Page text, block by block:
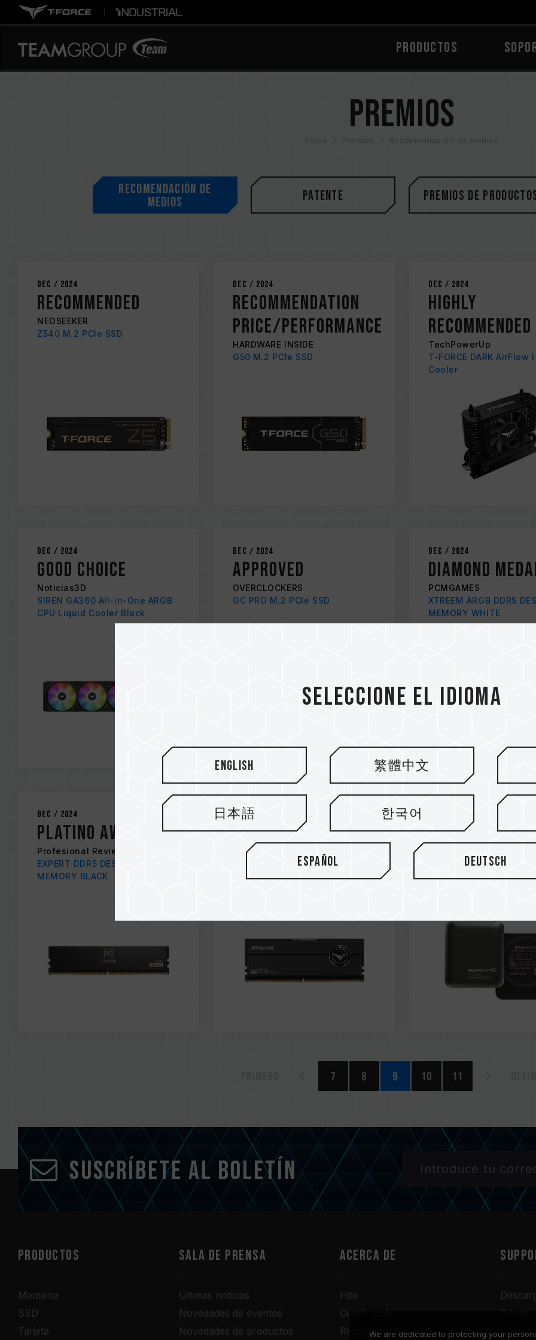
PRODUCTOS
Premios
Inicio Recomendación de medios
Recomendación de
medios
Patente Premios de
Dec / 2024
RECOMMENDED
NEOSEEKER
Z540 M.2 PCIe SSD
Dec / 2024
RECOMMENDATION
PRICE/PERFORMANCE
HARDWARE INSIDE
G50 M.2 PCIe SSD
Dec / 2024
HIGHLY
RECOMMENDED
TechPowerUp
T-FORCE DARK AirFlow I
Cooler
Dec / 2024
Good Choice
Noticias3D
SIREN GA360 All-in-One ARGB
CPU Liquid Cooler Black
Dec / 2024
APPROVED
OVERCLOCKERS
GC PRO M.2 PCIe SSD
Dec / 2024
Diamond
PCMGAMES
XTREEM ARGB DDR5
MEMORY WHITE
Dec / 2024
PLATINO AWARD
Profesional Review
EXPERT DDR5 DESKTOP
MEMORY BLACK
Dec / 2024
RECOMMENDED
The Overclocking Page
XTREEM DDR5 DESKTOP
MEMORY BLACK
RECOMMENDED
PD20M Mag Portable
7 8 9 10 11
Suscríbete al boletín
PRODUCTOS
Memoria
SSD
Tarjeta
Sala de prensa
Últimas noticias
Novedades de eventos
Novedades de productos
Acerca de
Hito
Certificación
Reclutamiento
Dónde
Centro
Seleccione el idioma
English 繁體中文
日本語 한국어
Español Deutsch
We are dedicated to protecting your